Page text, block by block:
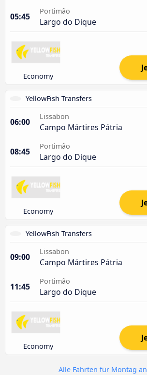
05:45
Portimão
Largo do Dique
Economy
YellowFish Transfers
06:00
Lissabon
Campo Mártires Pátria
08:45
Portimão
Largo do Dique
Economy
YellowFish Transfers
09:00
Lissabon
Campo Mártires Pátria
11:45
Portimão
Largo do Dique
Economy
Alle Fahrten für Montag